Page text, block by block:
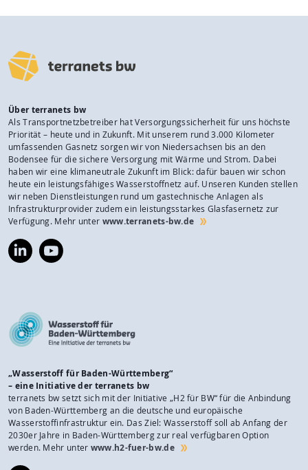
Über terranets bw
Als Transportnetzbetreiber hat Versorgungssicherheit für uns höchste
Priorität – heute und in Zukunft. Mit unserem rund 3.000 Kilometer
umfassenden Gasnetz sorgen wir von Niedersachsen bis an den
Bodensee für die sichere Versorgung mit Wärme und Strom. Dabei
haben wir eine klimaneutrale Zukunft im Blick: dafür bauen wir schon
heute ein leistungsfähiges Wasserstoffnetz auf. Unseren Kunden stellen
wir neben Dienstleistungen rund um gastechnische Anlagen als
Infrastrukturprovider zudem ein leistungsstarkes Glasfasernetz zur
Verfügung. Mehr unter www.terranets-bw.de
https://www.linkedin.com/company/terranets-
bw-
https://www.youtube.com/@terranetsbw
„Wasserstoff für Baden-Württemberg“
– eine Initiative der terranets bw
terranets bw setzt sich mit der Initiative „H2 für BW“ für die Anbindung
von Baden-Württemberg an die deutsche und europäische
Wasserstoffinfrastruktur ein. Das Ziel: Wasserstoff soll ab Anfang der
2030er Jahre in Baden-Württemberg zur real verfügbaren Option
werden. Mehr unter www.h2-fuer-bw.de